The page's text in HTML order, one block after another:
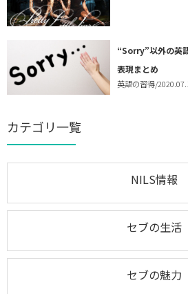
“Sorry”以外の英
表現まとめ
英語の習得/
カテゴリ一覧
NILS情報
セブの生活
セブの魅力